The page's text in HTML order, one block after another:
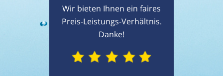
Wir bieten Ihnen ein faires
Preis-Leistungs-Verhältnis.
Danke!